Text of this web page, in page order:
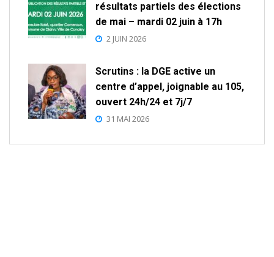
résultats partiels des élections
de mai – mardi 02 juin à 17h
2 JUIN 2026
Scrutins : la DGE active un
centre d’appel, joignable au 105,
ouvert 24h/24 et 7j/7
31 MAI 2026